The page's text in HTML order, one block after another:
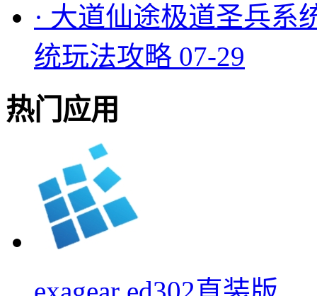
· 大道仙途极道圣兵系
统玩法攻略 07-29
热门应用